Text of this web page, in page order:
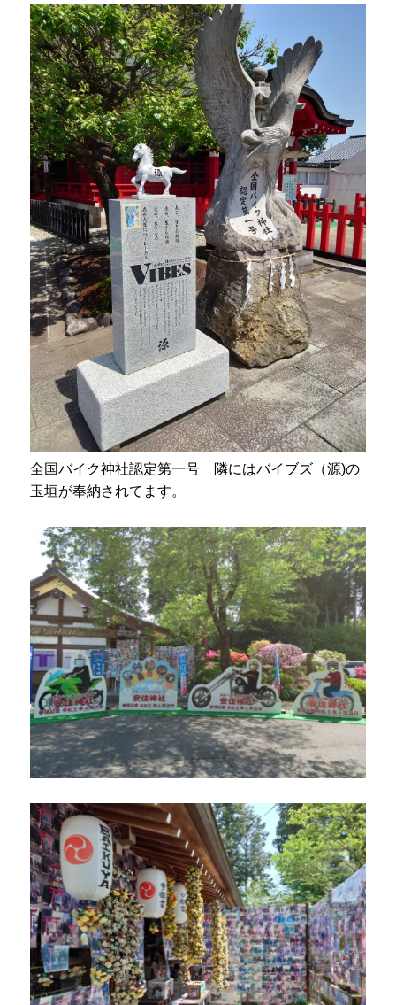
全国バイク神社認定第一号 隣にはバイブズ（源)の
玉垣が奉納されてます。